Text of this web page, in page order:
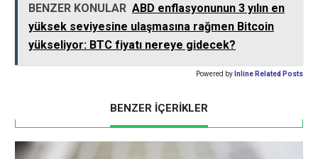
BENZER KONULAR ABD enflasyonunun 3 yılın en
yüksek seviyesine ulaşmasına rağmen Bitcoin
yükseliyor: BTC fiyatı nereye gidecek?
Powered by Inline Related Posts
BENZER İÇERİKLER